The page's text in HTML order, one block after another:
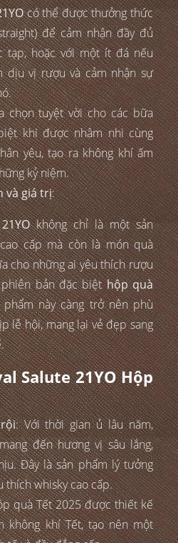
có thể được thưởng thức
để cảm nhận đầy đủ
tạp, hoặc với một ít đá nếu
dịu vị rượu và cảm nhận sự
chọn tuyệt vời cho các bữa
khi được nhâm nhi cùng
yêu, tạo ra không khí ấm
kỷ niệm.
và giá trị:
không chỉ là một sản
cấp mà còn là món quà
cho những ai yêu thích rượu
phiên bản đặc biệthộp quà
phẩm này càng trở nên phù
lễ hội, mang lại vẻ đẹp sang
Salute 21YO Hộp
: Với thời gian ủ lâu năm,
đến hương vị sâu lắng,
Đây là sản phẩm lý tưởng
thích whisky cao cấp.
quà Tết 2025 được thiết kế
không khí Tết, tạo nên một